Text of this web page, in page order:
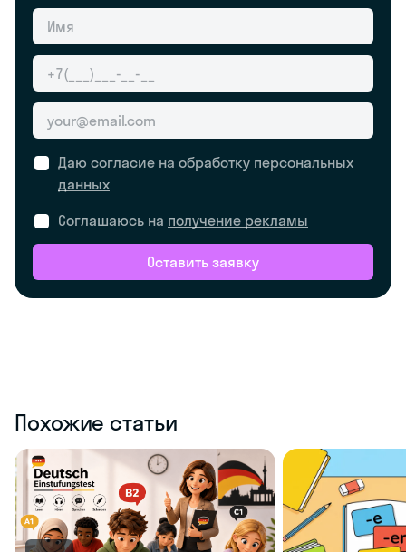
Даю согласие на обработку персональных
данных
Соглашаюсь на получение рекламы
Оставить заявку
Похожие статьи